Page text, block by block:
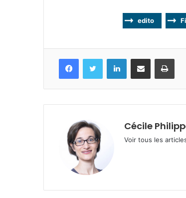
edito
FacebookTwitter LinkedinPartagez par mail
Cécile
Voir tous les